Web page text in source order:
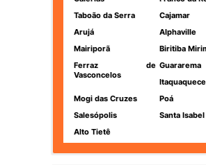
Taboão da Serra
Cajamar
Arujá
Alphaville
Mairiporã
Biritiba
Ferraz de
Vasconcelos
Guararema
Mogi das Cruzes
Poá
Salesópolis
Santa Isabel
Alto Tietê